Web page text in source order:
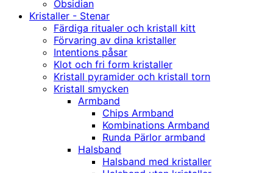
Obsidian
Kristaller - Stenar
Färdiga ritualer och kristall kitt
Förvaring av dina kristaller
Intentions påsar
Klot och fri form kristaller
Kristall pyramider och kristall torn
Kristall smycken
Armband
Chips Armband
Kombinations Armband
Runda Pärlor armband
Halsband
Halsband med kristaller